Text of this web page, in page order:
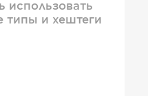
использовать
типы и хештеги